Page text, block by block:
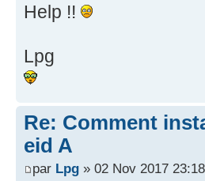
Help !!
Lpg
Re: Comment
eid A
par Lpg » 02 Nov 2017 23:18